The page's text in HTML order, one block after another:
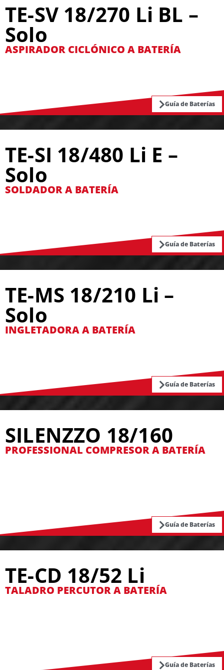
TE-SV 18/270 Li BL –
Solo
ASPIRADOR CICLÓNICO A BATERÍA
Guía de Baterías
TE-SI 18/480 Li E –
Solo
SOLDADOR A BATERÍA
Guía de Baterías
TE-MS 18/210 Li –
Solo
INGLETADORA A BATERÍA
Guía de Baterías
SILENZZO 18/160
PROFESSIONAL COMPRESOR A BATERÍA
Guía de Baterías
TE-CD 18/52 Li
TALADRO PERCUTOR A BATERÍA
Guía de Baterías